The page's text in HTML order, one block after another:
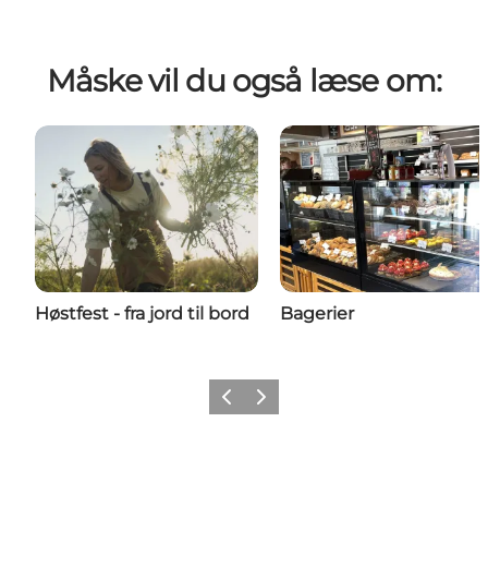
Måske vil du også læse om:
Høstfest - fra jord til bord Bagerier
Forrige billede
Næste billede